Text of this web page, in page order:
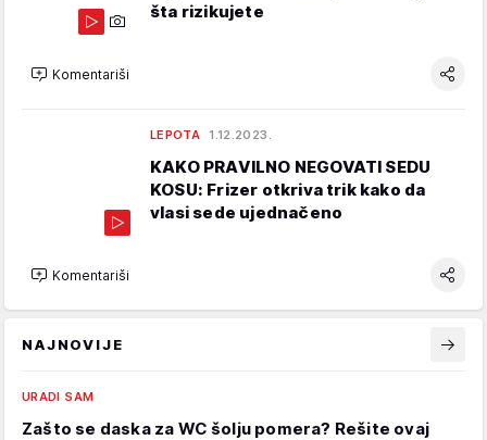
šta rizikujete
Komentariši
LEPOTA 1.12.2023.
KAKO PRAVILNO NEGOVATI SEDU
KOSU: Frizer otkriva trik kako da
vlasi sede ujednačeno
Komentariši
NAJNOVIJE
URADI SAM
Zašto se daska za WC šolju pomera? Rešite ovaj